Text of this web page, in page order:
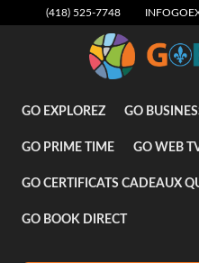
(418) 525-7748
GO EXPLOREZ GO
GO PRIME TIME GO WEB
GO CERTIFICATS CADEAUX
GO BOOK DIRECT